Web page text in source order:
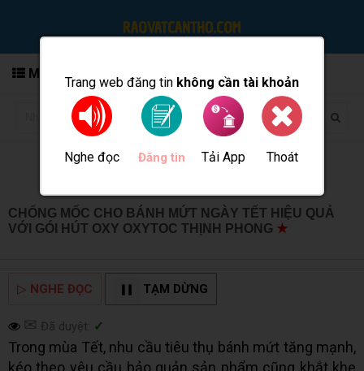
Trang web đăng tin không cần tài khoản
Nghe đọc Đăng tin Tải App Thoát
MENU
CHỐNG MỐC CHO BÁNH MỨT NGÀY TẾT HIỆU QUẢ
VỚI GÓI HÚT OXY OXYTOC THỊNH PHONG ★
▷ NGHE ĐỌC TẠM DỪNG
✉ Đã duyệt: ✓
Trong mùa Tết, nhu cầu tiêu thụ bánh mứt tăng mạnh,
kéo theo yêu cầu bảo quản sản phẩm cũng khắt khe